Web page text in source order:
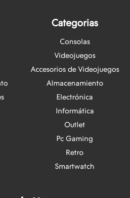
Categorias
Consolas
Videojuegos
Accesorios de Videojuegos
Almacenamiento
Electrónica
Informática
Outlet
Pc Gaming
Retro
Smartwatch